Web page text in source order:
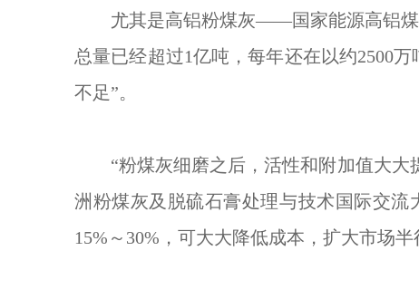
尤其是高铝粉煤灰——国家能源高铝煤炭
总量已经超过1亿吨，每年还在以约2500
不足”。
“粉煤灰细磨之后，活性和附加值大大
洲粉煤灰及脱硫石膏处理与技术国际交
15%～30%，可大大降低成本，扩大市场半